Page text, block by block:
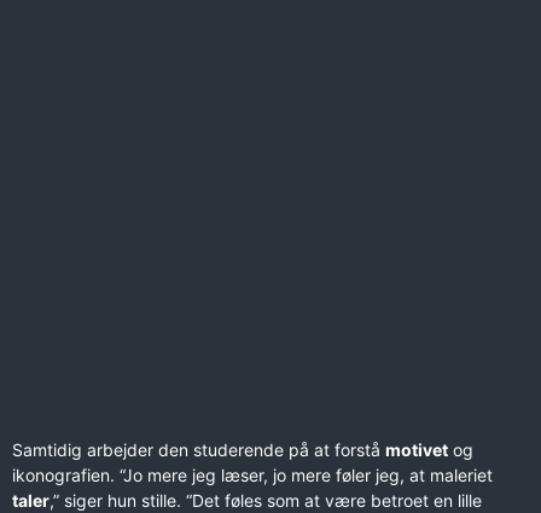
Samtidig arbejder den studerende på at forstå motivet og
ikonografien. “Jo mere jeg læser, jo mere føler jeg, at maleriet
taler,” siger hun stille. “Det føles som at være betroet en lille